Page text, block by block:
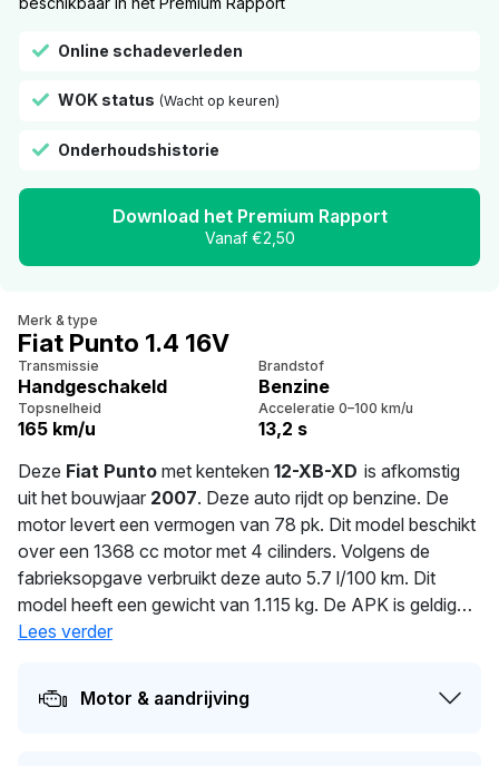
Online schadeverleden
WOK status (Wacht op keuren)
Onderhoudshistorie
Download het Premium Rapport
Vanaf €2,50
Merk & type
Fiat Punto 1.4 16V
Transmissie
Handgeschakeld
Brandstof
Benzine
Topsnelheid
165 km/u
Acceleratie 0–100 km/u
13,2 s
Deze Fiat Punto met kenteken 12-XB-XD is afkomstig
uit het bouwjaar 2007. Deze auto rijdt op benzine. De
motor levert een vermogen van 78 pk. Dit model beschikt
over een 1368 cc motor met 4 cilinders. Volgens de
fabrieksopgave verbruikt deze auto 5.7 l/100 km. Dit
model heeft een gewicht van 1.115 kg. De APK is geldig
tot 04-04-2023. De auto heeft sinds de registratie 5 keer
Lees verder
Motor & aandrijving